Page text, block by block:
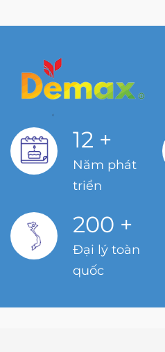
12 +
Năm phát
triển
200 +
Đại lý toàn
quốc